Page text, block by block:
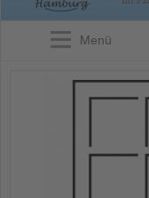
Menü